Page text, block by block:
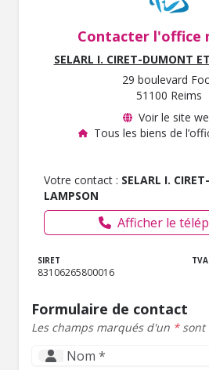
Contacter l'office
SELARL I. CIRET-DUMONT
29 boulevard
51100 Reims
Voir le site
Tous les biens de
Votre contact : SELARL I.
LAMPSON
Afficher le
SIRET
83106265800016
Formulaire de contact
Les champs marqués d'un *sont